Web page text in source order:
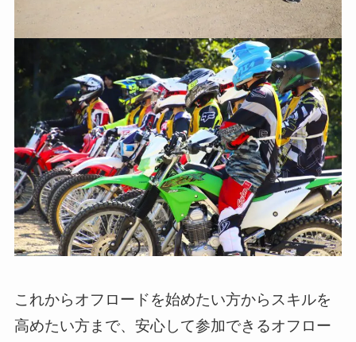
これからオフロードを始めたい方からスキルを
高めたい方まで、安心して参加できるオフロー